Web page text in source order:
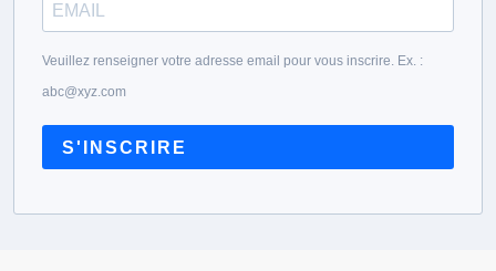
Veuillez renseigner votre adresse email pour vous inscrire. Ex. :
abc@xyz.com
S'INSCRIRE